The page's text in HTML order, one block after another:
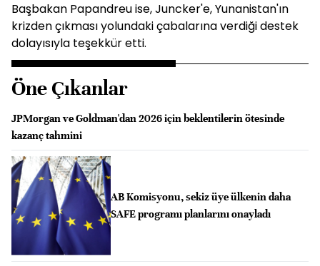
Başbakan Papandreu ise, Juncker'e, Yunanistan'ın
krizden çıkması yolundaki çabalarına verdiği destek
dolayısıyla teşekkür etti.
Öne Çıkanlar
JPMorgan ve Goldman'dan 2026 için beklentilerin ötesinde
kazanç tahmini
AB Komisyonu, sekiz üye ülkenin daha
SAFE programı planlarını onayladı